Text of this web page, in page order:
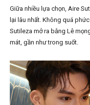
Giữa nhiều lựa chọn, Aire
lại lâu nhất. Không quá
Sutileza mở ra bằng Lê
mát, gần như trong suốt.